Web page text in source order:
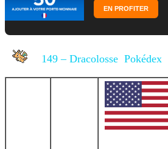
EN PROFITER
149 – Dracolosse Pokédex